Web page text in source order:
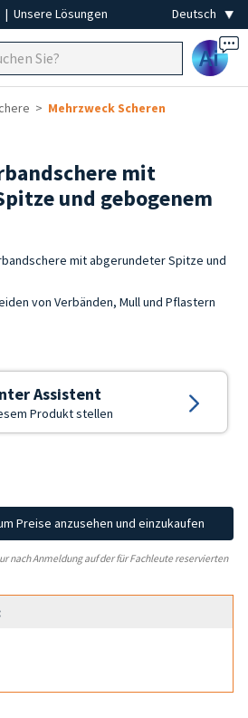
| Unsere Lösungen
Ai
Mehrzweck Scheren
mit
und gebogenem
mit abgerundeter Spitze und
von Verbänden, Mull und Pflastern
Assistent
Produkt stellen
Preise anzusehen und einzukaufen
nach Anmeldung auf der für Fachleute reservierten